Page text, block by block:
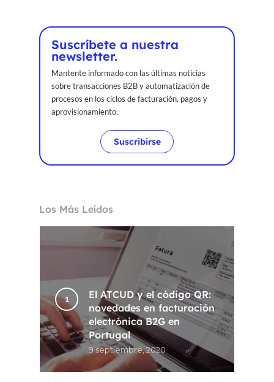
Suscríbete a nuestra
newsletter.
Mantente informado con las últimas noticias
sobre transacciones B2B y automatización de
procesos en los ciclos de facturación, pagos y
aprovisionamiento.
Suscribirse
Los Más Leídos
El ATCUD y el código QR:
novedades en facturación
electrónica B2G en
Portugal
9 septiembre, 2020